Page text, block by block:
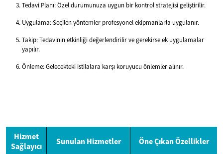
Tedavi Planı: Özel durumunuza uygun bir kontrol stratejisi geliştirilir.
Uygulama: Seçilen yöntemler profesyonel ekipmanlarla uygulanır.
Takip: Tedavinin etkinliği değerlendirilir ve gerekirse ek uygulamalar
yapılır.
Önleme: Gelecekteki istilalara karşı koruyucu önlemler alınır.
Hizmet
Sağlayıcı
Sunulan Hizmetler Öne Çıkan Özellikler